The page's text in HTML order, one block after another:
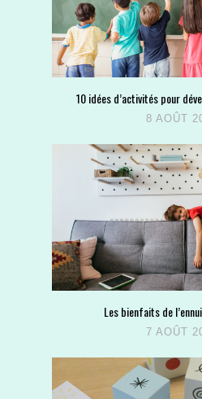
10 idées d’activités pour
8 AOÛT
Les bienfaits de
7 AOÛT